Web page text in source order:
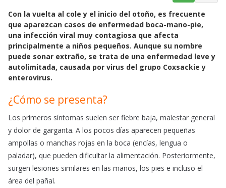
c
e
b
o
o
k
a
t
s
A
p
a
i
l
Con la vuelta al cole y el inicio del otoño, es frecuente
que aparezcan casos de enfermedad boca-mano-pie,
una infección viral muy contagiosa que afecta
principalmente a niños pequeños. Aunque su nombre
puede sonar extraño, se trata de una enfermedad leve y
autolimitada, causada por virus del grupo Coxsackie y
enterovirus.
¿Cómo se presenta?
Los primeros síntomas suelen ser fiebre baja, malestar general
y dolor de garganta. A los pocos días aparecen pequeñas
ampollas o manchas rojas en la boca (encías, lengua o
paladar), que pueden dificultar la alimentación. Posteriormente,
surgen lesiones similares en las manos, los pies e incluso el
área del pañal.